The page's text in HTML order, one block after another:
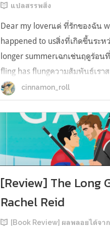
แปลสรรพสิ่ง
Dear my loverแด่ ที่รักของฉัน
happened to usสิ่งที่เกิดขึ้นระห
longer summerเฉกเช่นฤดูร้อน
fling has flungความสัมพันธ์เรา
still spin your recordsแต่ฉันยัง
คุณบนแผ่นเสียงไวนิล And You
homeในใจฉัน ตัวตนคุณก็ยังอบ
cinnamon_roll
[Review] The Long
Rachel Reid
[Book Review] ผลพลอยได้จากอาการ book hangover